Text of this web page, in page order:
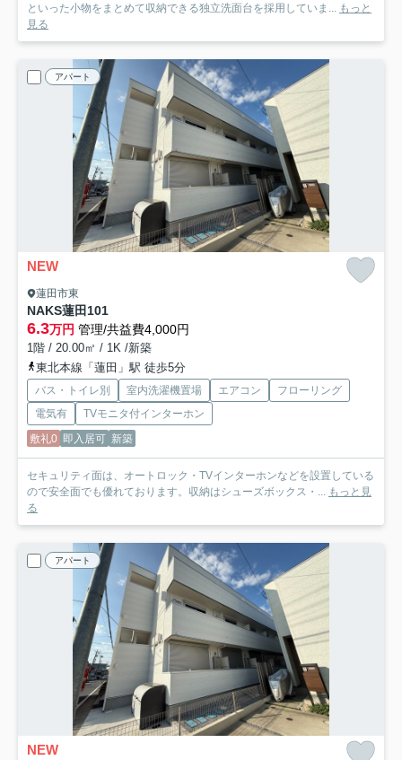
といった小物をまとめて収納できる独立洗面台を採用していま... もっと
見る
アパート
NEW
蓮田市東
NAKS蓮田 101
6.3万円 管理/共益費4,000円
1階 / 20.00㎡ / 1K /新築
東北本線「蓮田」駅 徒歩5分
バス・トイレ別 室内洗濯機置場 エアコン
フローリング
電気有
TVモニタ付インターホン
敷礼0 即入居可 新築
セキュリティ面は、オートロック・TVインターホンなどを設置している
ので安全面でも優れております。収納はシューズボックス・... もっと見
る
アパート
NEW